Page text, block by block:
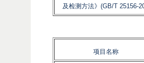
及检测方法》(GB/T 25156-
项目名称